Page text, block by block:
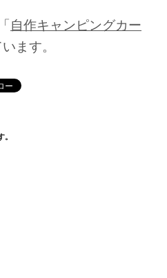
自作キャンピングカー
ます。